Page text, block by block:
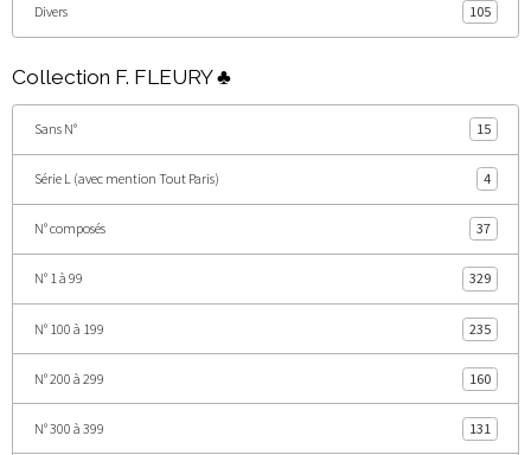
Divers 105
Collection F. FLEURY ♣
Sans N° 15
Série L (avec mention Tout Paris) 4
N° composés 37
N° 1 à 99 329
N° 100 à 199 235
N° 200 à 299 160
N° 300 à 399 131